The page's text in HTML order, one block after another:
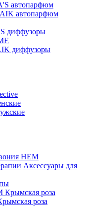
автопарфюм
автопарфюм
диффузоры
диффузоры
HEM
Аксессуары для
роза